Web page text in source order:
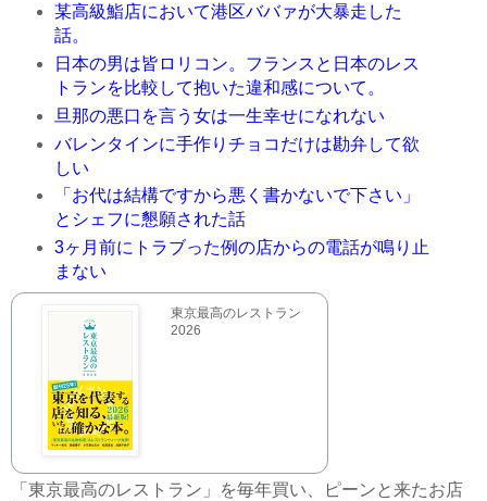
某高級鮨店において港区ババァが大暴走した
話。
日本の男は皆ロリコン。フランスと日本のレス
トランを比較して抱いた違和感について。
旦那の悪口を言う女は一生幸せになれない
バレンタインに手作りチョコだけは勘弁して欲
しい
「お代は結構ですから悪く書かないで下さい」
とシェフに懇願された話
3ヶ月前にトラブった例の店からの電話が鳴り止
まない
東京最高のレストラン
2026
「東京最高のレストラン」を毎年買い、ピーンと来たお店